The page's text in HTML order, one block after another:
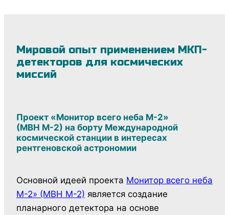
Мировой опыт применением МКП-
детекторов для космических
миссий
Проект «Монитор всего неба М-2»
(МВН М-2) на борту Международной
космической станции в интересах
рентгеновской астрономии
Основной идеей проекта Монитор всего неба
М-2» (МВН М-2) является создание
планарного детектора на основе